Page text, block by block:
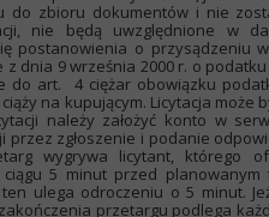
do zbioru dokumentów i nie
nie będą uwzględnione w
postanowienia o przysądzeniu
dnia 9 września 2000 r. o
do art. 4 ciężar obowiązku
na kupującym. Licytacja
należy założyć konto w
przez zgłoszenie i podanie
wygrywa licytant, którego
ciągu 5 minut przed
ulega odroczeniu o 5 minut.
przetargu podlega